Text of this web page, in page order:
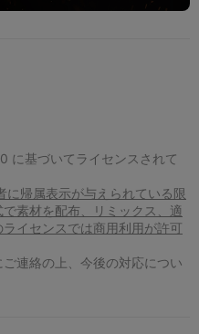
に基づいてライセンスされて
に帰属表示が与えられている限
素材を配布、リミックス、適
イセンスでは商用利用が許可
連絡の上、今後の対応につい